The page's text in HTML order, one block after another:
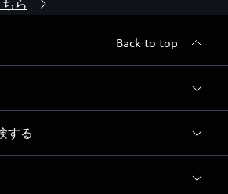
ら
Back to top
する